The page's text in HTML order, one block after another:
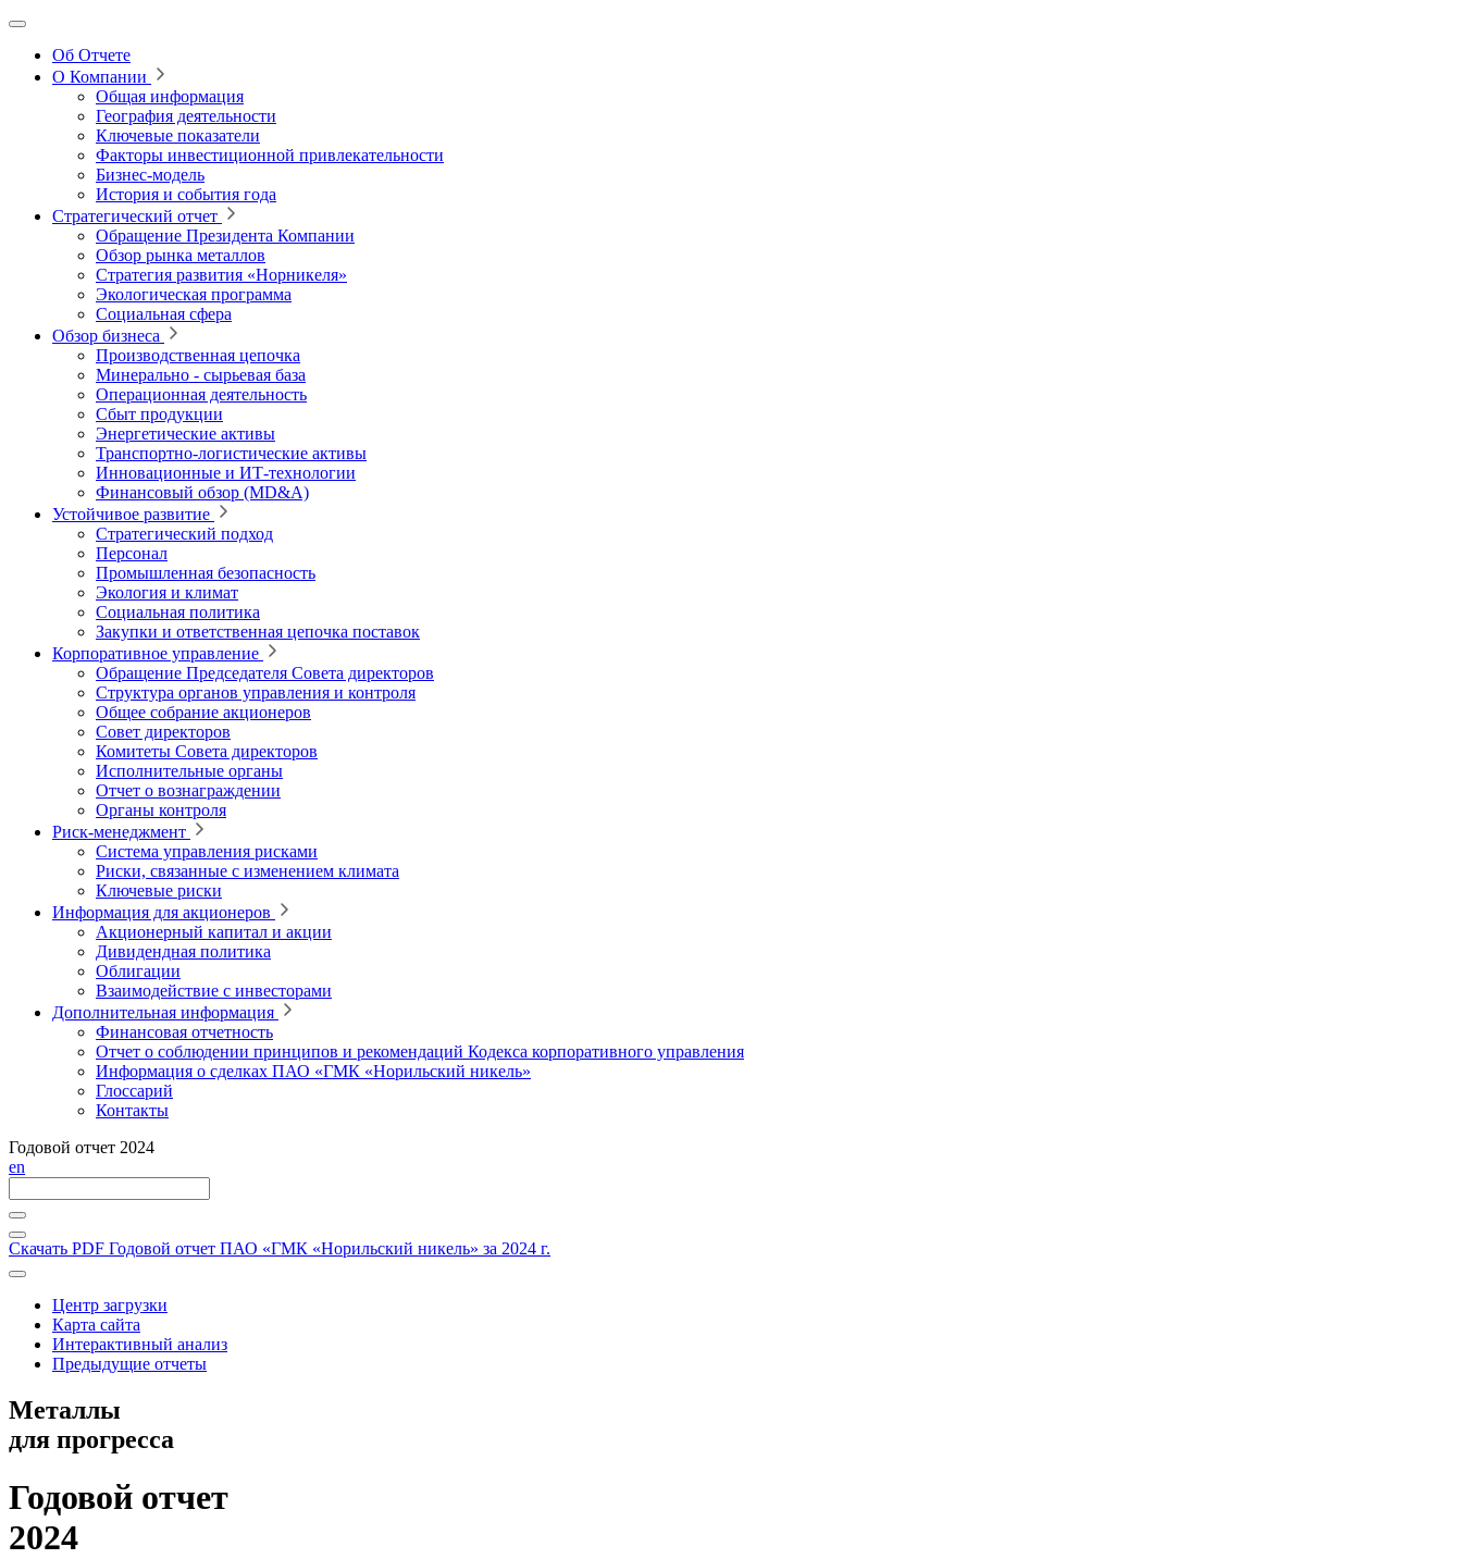
Об Отчете
О Компании
Общая информация
География деятельности
Ключевые показатели
Факторы инвестиционной привлекательности
Бизнес-модель
История и события года
Стратегический отчет
Обращение Президента Компании
Обзор рынка металлов
Стратегия развития «Норникеля»
Экологическая программа
Социальная сфера
Обзор бизнеса
Производственная цепочка
Минерально ‑ сырьевая база
Операционная деятельность
Сбыт продукции
Энергетические активы
Транспортно-логистические активы
Инновационные и ИТ‑технологии
Финансовый обзор (MD&A)
Устойчивое развитие
Стратегический подход
Персонал
Промышленная безопасность
Экология и климат
Социальная политика
Закупки и ответственная цепочка поставок
Корпоративное управление
Обращение Председателя Совета директоров
Структура органов управления и контроля
Общее собрание акционеров
Совет директоров
Комитеты Совета директоров
Исполнительные органы
Отчет о вознаграждении
Органы контроля
Риск-менеджмент
Система управления рисками
Риски, связанные с изменением климата
Ключевые риски
Информация для акционеров
Акционерный капитал и акции
Дивидендная политика
Облигации
Взаимодействие с инвесторами
Дополнительная информация
Финансовая отчетность
Отчет о соблюдении принципов и рекомендаций Кодекса корпоративного управления
Информация о сделках ПАО «ГМК «Норильский никель»
Глоссарий
Контакты
Годовой отчет 2024
en
Скачать PDF Годовой отчет ПАО «ГМК «Норильский никель» за 2024 г.
Центр загрузки
Карта сайта
Интерактивный анализ
Предыдущие отчеты
Металлы
для прогресса
Годовой отчет
2024